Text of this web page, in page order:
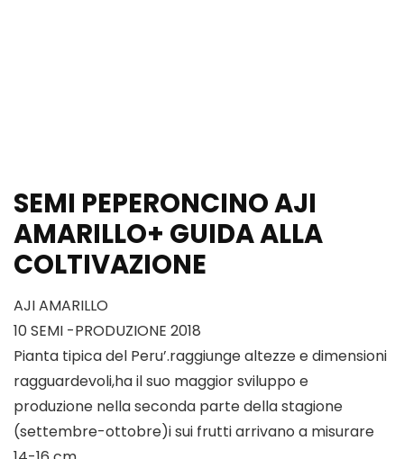
SEMI PEPERONCINO AJI
AMARILLO+ GUIDA ALLA
COLTIVAZIONE
AJI AMARILLO
10 SEMI -PRODUZIONE 2018
Pianta tipica del Peru’.raggiunge altezze e dimensioni
ragguardevoli,ha il suo maggior sviluppo e
produzione nella seconda parte della stagione
(settembre-ottobre)i sui frutti arrivano a misurare